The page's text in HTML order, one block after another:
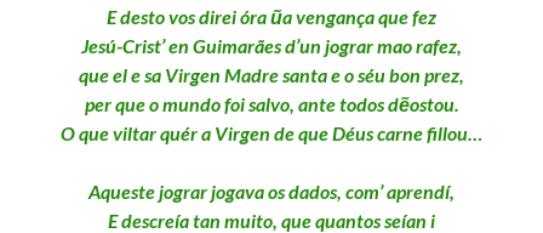
E desto vos direi óra ũa vengança que fez
Jesú-Crist’ en Guimarães d’un jograr mao rafez,
que el e sa Virgen Madre santa e o séu bon prez,
per que o mundo foi salvo, ante todos dẽostou.
O que viltar quér a Virgen de que Déus carne fillou…
Aqueste jograr jogava os dados, com’ aprendí,
E descreía tan muito, que quantos seían i